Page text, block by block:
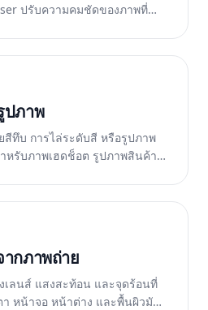
ปรับความคมชัดของภาพที่
ปภาพ
ทึบ การไล่ระดับสี หรือรูปภาพ
หรับภาพเฮดช็อต รูปภาพสินค้า
กภาพถ่าย
เลนส์ แสงสะท้อน และจุดร้อนที่
า หน้าจอ หน้าต่าง และพื้นผิวมัน